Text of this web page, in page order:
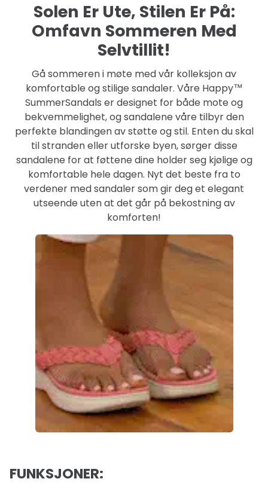
Solen Er Ute, Stilen Er På:
Omfavn Sommeren Med
Selvtillit!
Gå sommeren i møte med vår kolleksjon av
komfortable og stilige sandaler. Våre Happy™
SummerSandals er designet for både mote og
bekvemmelighet, og sandalene våre tilbyr den
perfekte blandingen av støtte og stil. Enten du skal
til stranden eller utforske byen, sørger disse
sandalene for at føttene dine holder seg kjølige og
komfortable hele dagen. Nyt det beste fra to
verdener med sandaler som gir deg et elegant
utseende uten at det går på bekostning av
komforten!
FUNKSJONER: